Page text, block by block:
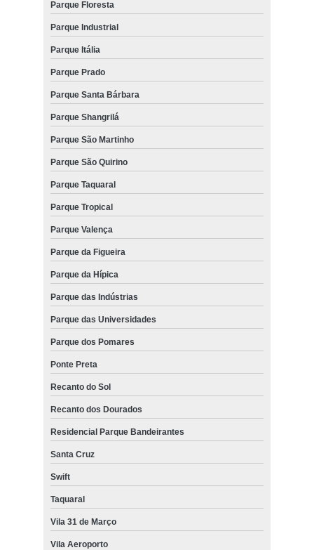
Parque Floresta
Parque Industrial
Parque Itália
Parque Prado
Parque Santa Bárbara
Parque Shangrilá
Parque São Martinho
Parque São Quirino
Parque Taquaral
Parque Tropical
Parque Valença
Parque da Figueira
Parque da Hípica
Parque das Indústrias
Parque das Universidades
Parque dos Pomares
Ponte Preta
Recanto do Sol
Recanto dos Dourados
Residencial Parque Bandeirantes
Santa Cruz
Swift
Taquaral
Vila 31 de Março
Vila Aeroporto